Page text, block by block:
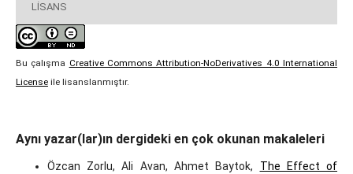
LISANS
Bu çalışma Creative Commons Attribution-NoDerivatives 4.0 International
Licenseile lisanslanmıştır.
Aynı yazar(lar)ın dergideki en çok okunan makaleleri
Özcan Zorlu, Ali Avan, Ahmet Baytok, The Effect of